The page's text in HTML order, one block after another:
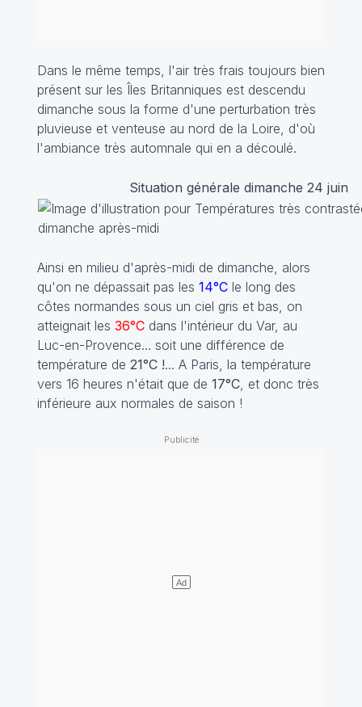
Dans le même temps, l'air très frais toujours bien
présent sur les Îles Britanniques est descendu
dimanche sous la forme d'une perturbation très
pluvieuse et venteuse au nord de la Loire, d'où
l'ambiance très automnale qui en a découlé.
Situation générale dimanche 24 juin
Ainsi en milieu d'après-midi de dimanche, alors
qu'on ne dépassait pas les 14°C le long des
côtes normandes sous un ciel gris et bas, on
atteignait les 36°C dans l'intérieur du Var, au
Luc-en-Provence... soit une différence de
température de 21°C !... A Paris, la température
vers 16 heures n'était que de 17°C, et donc très
inférieure aux normales de saison !